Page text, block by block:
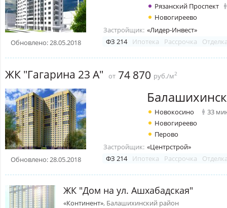
Обновлено: 28.05.2018
Рязанский Проспект
Новогиреево
Застройщик: «Лидер-Инвест»
ФЗ 214
Ипотека Рассрочка
ЖК "Гагарина 23 А" от 74 870 руб./м2
Обновлено: 28.05.2018
Новокосино
33
Новогиреево
Перово
Застройщик: «Центрстрой»
ФЗ 214
Ипотека Рассрочка
ЖК "Дом на ул. Ашхабадская"
«Континент», Балашихинский район